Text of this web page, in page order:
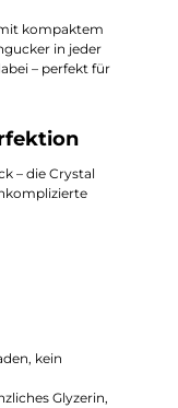
kompaktem
in jeder
– perfekt für
– die Crystal
kein
Glyzerin,